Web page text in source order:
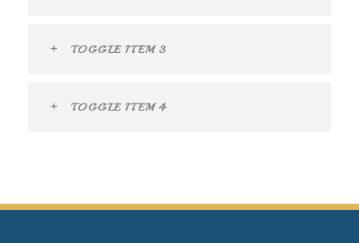
TOGGLE ITEM 3
TOGGLE ITEM 4